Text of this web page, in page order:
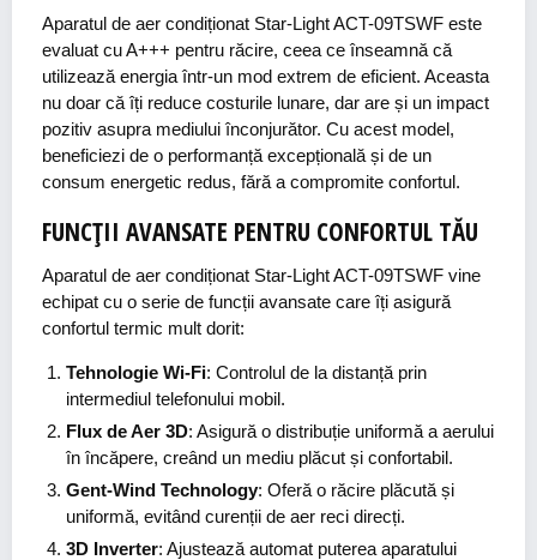
Aparatul de aer condiționat Star-Light ACT-09TSWF este
evaluat cu A+++ pentru răcire, ceea ce înseamnă că
utilizează energia într-un mod extrem de eficient. Aceasta
nu doar că îți reduce costurile lunare, dar are și un impact
pozitiv asupra mediului înconjurător. Cu acest model,
beneficiezi de o performanță excepțională și de un
consum energetic redus, fără a compromite confortul.
FUNCȚII AVANSATE PENTRU CONFORTUL TĂU
Aparatul de aer condiționat Star-Light ACT-09TSWF vine
echipat cu o serie de funcții avansate care îți asigură
confortul termic mult dorit:
Tehnologie Wi-Fi: Controlul de la distanță prin
intermediul telefonului mobil.
Flux de Aer 3D: Asigură o distribuție uniformă a aerului
în încăpere, creând un mediu plăcut și confortabil.
Gent-Wind Technology: Oferă o răcire plăcută și
uniformă, evitând curenții de aer reci direcți.
3D Inverter: Ajustează automat puterea aparatului